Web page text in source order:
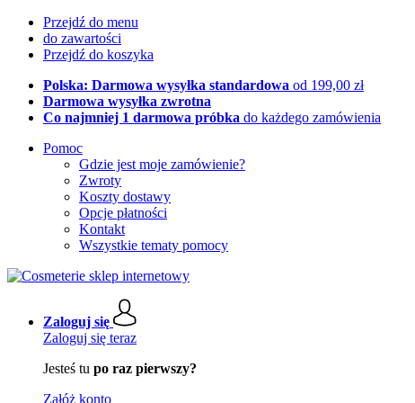
Przejdź do menu
do zawartości
Przejdź do koszyka
Polska: Darmowa wysyłka standardowa od 199,00 zł
Darmowa wysyłka zwrotna
Co najmniej 1 darmowa próbka do każdego zamówienia
Pomoc
Gdzie jest moje zamówienie?
Zwroty
Koszty dostawy
Opcje płatności
Kontakt
Wszystkie tematy pomocy
Zaloguj się
Zaloguj się teraz
Jesteś tu po raz pierwszy?
Załóż konto